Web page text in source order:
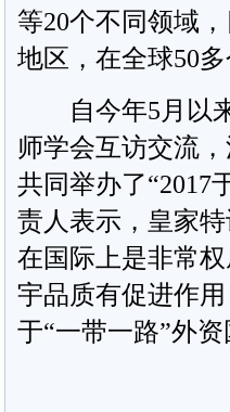
等20个不同领域
地区，在全球50
自今年5月以来
师学会互访交流
共同举办了“2017
责人表示，皇家
在国际上是非常
宇品质有促进作
于“一带一路”外